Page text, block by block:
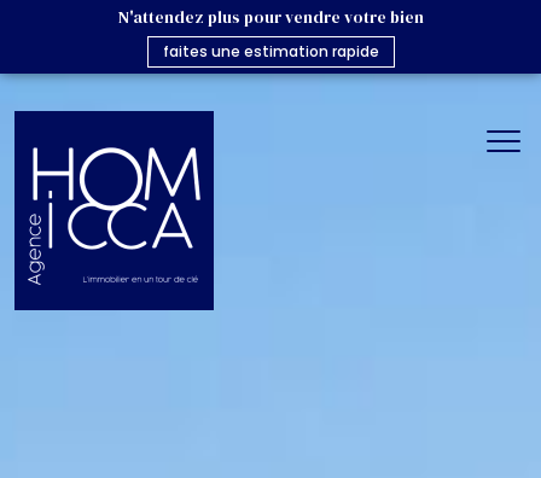
N'attendez plus pour vendre votre bien
faites une estimation rapide